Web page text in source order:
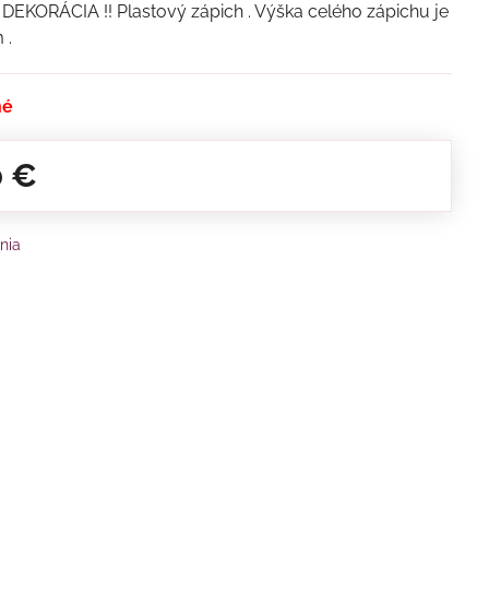
!! Plastový zápich . Výška celého zápichu je
.
€